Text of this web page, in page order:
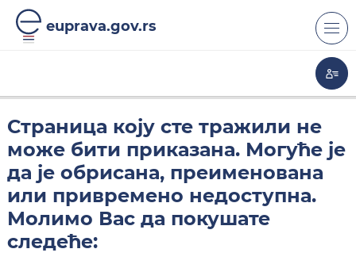
euprava.gov.rs
Страница коју сте тражили не
може бити приказана. Могуће је
да је обрисана, преименована
или привремено недоступна.
Молимо Вас да покушате
следеће: